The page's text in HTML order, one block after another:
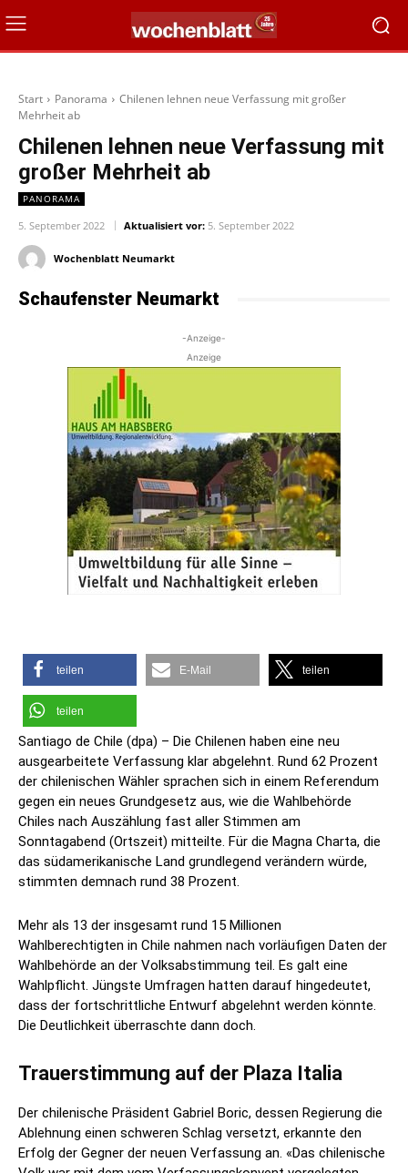
Start Panorama
Chilenen lehnen neue Verfassung mit großer
Mehrheit ab
Chilenen lehnen neue Verfassung mit
großer Mehrheit ab
PANORAMA
5. September 2022 Aktualisiert vor: 5. September 2022
Wochenblatt Neumarkt
Schaufenster Neumarkt
-Anzeige-
Anzeige
teilen E-Mail teilen
teilen
Santiago de Chile (dpa) – Die Chilenen haben eine neu
ausgearbeitete Verfassung klar abgelehnt. Rund 62 Prozent
der chilenischen Wähler sprachen sich in einem Referendum
gegen ein neues Grundgesetz aus, wie die Wahlbehörde
Chiles nach Auszählung fast aller Stimmen am
Sonntagabend (Ortszeit) mitteilte. Für die Magna Charta, die
das südamerikanische Land grundlegend verändern würde,
stimmten demnach rund 38 Prozent.
Mehr als 13 der insgesamt rund 15 Millionen
Wahlberechtigten in Chile nahmen nach vorläufigen Daten der
Wahlbehörde an der Volksabstimmung teil. Es galt eine
Wahlpflicht. Jüngste Umfragen hatten darauf hingedeutet,
dass der fortschrittliche Entwurf abgelehnt werden könnte.
Die Deutlichkeit überraschte dann doch.
Trauerstimmung auf der Plaza Italia
Der chilenische Präsident Gabriel Boric, dessen Regierung die
Ablehnung einen schweren Schlag versetzt, erkannte den
Erfolg der Gegner der neuen Verfassung an. «Das chilenische